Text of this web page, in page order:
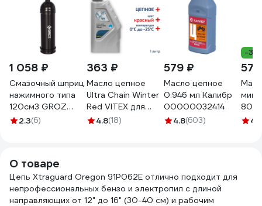
1 058 ₽
Смазочный шприц
нажимного типа
120см3 GROZ
GR43101 - G7P
2.3(6)
363 ₽
Масло цепное
Ultra Chain Winter
Red VITEX для
цепных пил 1 л
4.8(18)
579 ₽
Масло цепное
0.946 мл Калибр
00000032414
4.8(603)
-
73/4.8
О товаре
Цепь Xtraguard Oregon 91P062E отлично подходит для
непрофессиональных бензо и электропил с длиной
направляющих от 12" до 16" (30-40 см) и рабочим